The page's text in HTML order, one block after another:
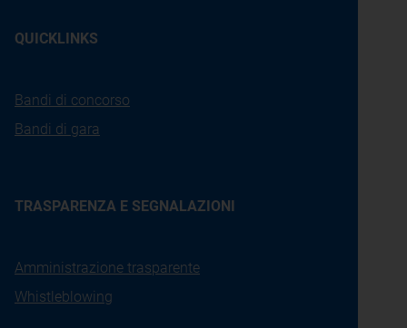
QUICKLINKS
Bandi di concorso
Bandi di gara
TRASPARENZA E SEGNALAZIONI
Amministrazione trasparente
Whistleblowing